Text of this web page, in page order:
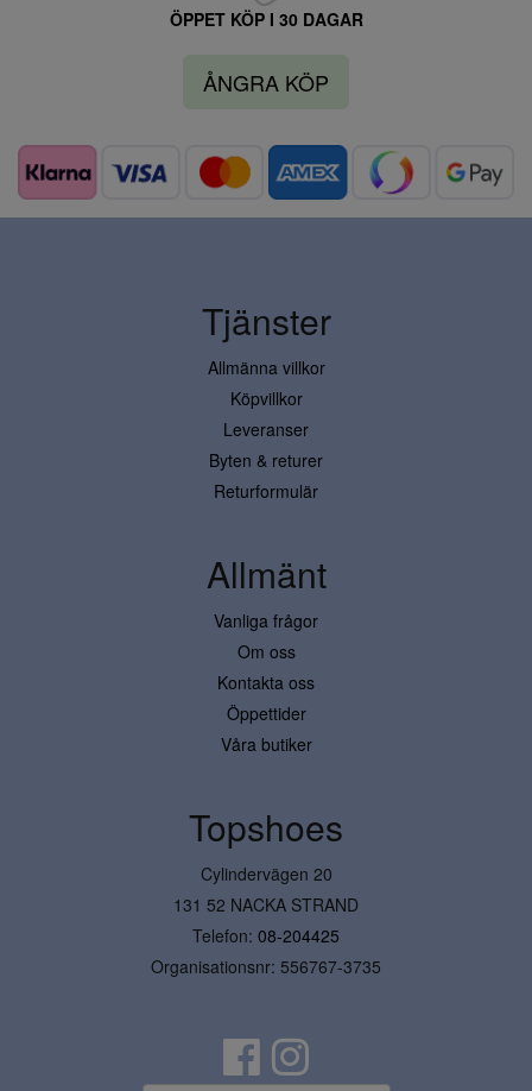
ÖPPET KÖP I 30 DAGAR
ÅNGRA KÖP
Tjänster
Allmänna villkor
Köpvillkor
Leveranser
Byten & returer
Returformulär
Allmänt
Vanliga frågor
Om oss
Kontakta oss
Öppettider
Våra butiker
Topshoes
Cylindervägen 20
131 52 NACKA STRAND
Telefon: 08-204425
Organisationsnr: 556767-3735